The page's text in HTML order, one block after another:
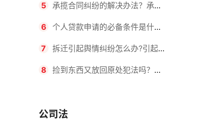
合法吗？
5 承揽合同纠纷的解决办法？承揽
合同质保期一般多长时间？|环球看
点
6 个人贷款申请的必备条件是什
么？申请贷款的流程是什么？
7 拆迁引起舆情纠纷怎么办?引起征
地拆迁纠纷的原因有哪些?
8 捡到东西又放回原处犯法吗？捡
公司法